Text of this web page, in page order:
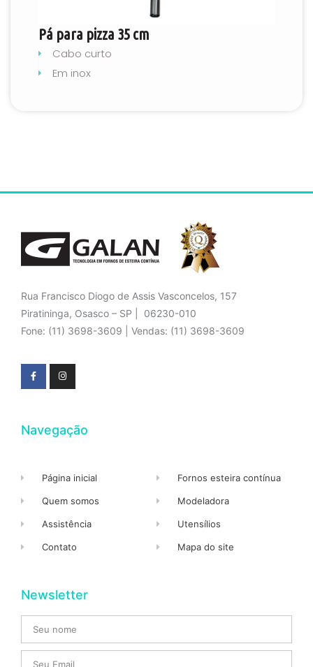
Pá para pizza 35 cm
Cabo curto
Em inox
Rua Francisco Diogo de Assis Vasconcelos, 157
Piratininga, Osasco – SP | 06230-010
Fone: (11) 3698-3609 | Vendas: (11) 3698-3609
Navegação
Página inicial
Quem somos
Assistência
Contato
Fornos esteira contínua
Modeladora
Utensílios
Mapa do site
Newsletter